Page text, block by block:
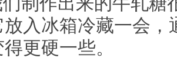
入冰箱冷藏一会
更硬一些。